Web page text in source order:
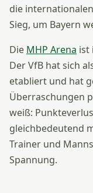
die
Sieg, um Bayern
Die MHP Arena ist
Der VfB hat sich
etabliert und hat
Überraschungen
weiß:
gleichbedeutend
Trainer und
Spannung.